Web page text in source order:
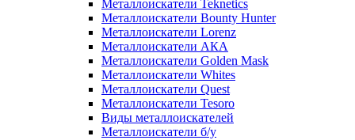
Металлоискатели Teknetics
Металлоискатели Bounty Hunter
Металлоискатели Lorenz
Металлоискатели АКА
Металлоискатели Golden Mask
Металлоискатели Whites
Металлоискатели Quest
Металлоискатели Tesoro
Виды металлоискателей
Металлоискатели б/у